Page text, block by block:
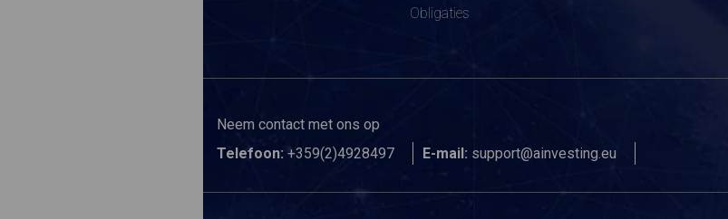
Obligaties
Neem contact met ons op
Telefoon: +359(2)4928497 E-mail: support@ainvesting.eu